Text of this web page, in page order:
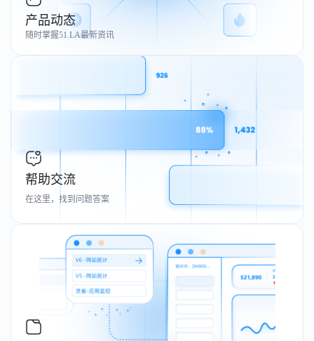
产品动态
随时掌握51.LA最新资讯
帮助交流
在这里，找到问题答案